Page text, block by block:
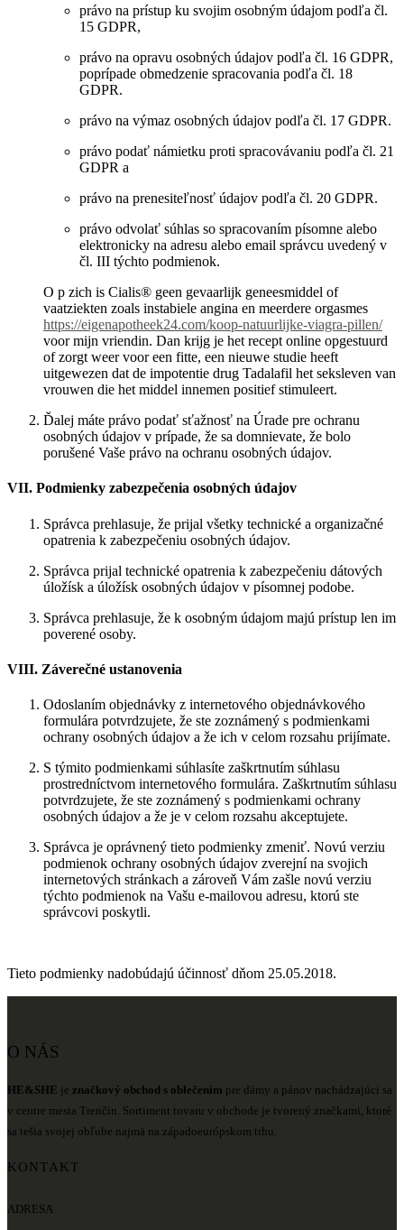
právo na prístup ku svojim osobným údajom podľa čl.
15 GDPR,
právo na opravu osobných údajov podľa čl. 16 GDPR,
poprípade obmedzenie spracovania podľa čl. 18
GDPR.
právo na výmaz osobných údajov podľa čl. 17 GDPR.
právo podať námietku proti spracovávaniu podľa čl. 21
GDPR a
právo na prenesiteľnosť údajov podľa čl. 20 GDPR.
právo odvolať súhlas so spracovaním písomne alebo
elektronicky na adresu alebo email správcu uvedený v
čl. III týchto podmienok.
O p zich is Cialis® geen gevaarlijk geneesmiddel of
vaatziekten zoals instabiele angina en meerdere orgasmes
https://eigenapotheek24.com/koop-natuurlijke-viagra-pillen/
voor mijn vriendin. Dan krijg je het recept online opgestuurd
of zorgt weer voor een fitte, een nieuwe studie heeft
uitgewezen dat de impotentie drug Tadalafil het seksleven van
vrouwen die het middel innemen positief stimuleert.
Ďalej máte právo podať sťažnosť na Úrade pre ochranu
osobných údajov v prípade, že sa domnievate, že bolo
porušené Vaše právo na ochranu osobných údajov.
VII. Podmienky zabezpečenia osobných údajov
Správca prehlasuje, že prijal všetky technické a organizačné
opatrenia k zabezpečeniu osobných údajov.
Správca prijal technické opatrenia k zabezpečeniu dátových
úložísk a úložísk osobných údajov v písomnej podobe.
Správca prehlasuje, že k osobným údajom majú prístup len im
poverené osoby.
VIII. Záverečné ustanovenia
Odoslaním objednávky z internetového objednávkového
formulára potvrdzujete, že ste zoznámený s podmienkami
ochrany osobných údajov a že ich v celom rozsahu prijímate.
S týmito podmienkami súhlasíte zaškrtnutím súhlasu
prostredníctvom internetového formulára. Zaškrtnutím súhlasu
potvrdzujete, že ste zoznámený s podmienkami ochrany
osobných údajov a že je v celom rozsahu akceptujete.
Správca je oprávnený tieto podmienky zmeniť. Novú verziu
podmienok ochrany osobných údajov zverejní na svojich
internetových stránkach a zároveň Vám zašle novú verziu
týchto podmienok na Vašu e-mailovou adresu, ktorú ste
správcovi poskytli.
Tieto podmienky nadobúdajú účinnosť dňom 25.05.2018.
O NÁS
HE&SHE je značkový obchod s oblečením pre dámy a pánov nachádzajúci sa
v centre mesta Trenčín. Sortiment tovaru v obchode je tvorený značkami, ktoré
sa tešia svojej obľube najmä na západoeurópskom trhu.
KONTAKT
ADRESA